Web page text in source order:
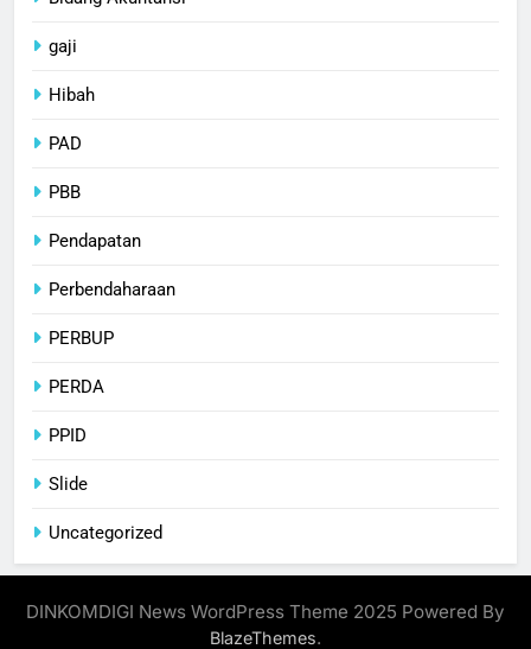
gaji
Hibah
PAD
PBB
Pendapatan
Perbendaharaan
PERBUP
PERDA
PPID
Slide
Uncategorized
DINKOMDIGI News WordPress Theme 2025 Powered By
BlazeThemes.